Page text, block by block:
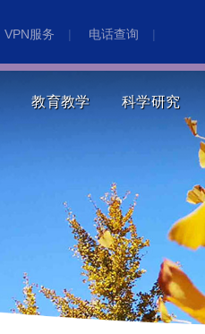
VPN服务 | 电话查询 |
教育教学 科学研究